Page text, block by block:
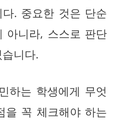
. 중요한 것은 단순
아니라, 스스로 판단
니다.
하는 학생에게 무엇
을 꼭 체크해야 하는